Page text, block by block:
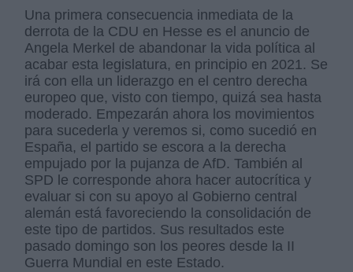
Una primera consecuencia inmediata de la
derrota de la CDU en Hesse es el anuncio de
Angela Merkel de abandonar la vida política al
acabar esta legislatura, en principio en 2021. Se
irá con ella un liderazgo en el centro derecha
europeo que, visto con tiempo, quizá sea hasta
moderado. Empezarán ahora los movimientos
para sucederla y veremos si, como sucedió en
España, el partido se escora a la derecha
empujado por la pujanza de AfD. También al
SPD le corresponde ahora hacer autocrítica y
evaluar si con su apoyo al Gobierno central
alemán está favoreciendo la consolidación de
este tipo de partidos. Sus resultados este
pasado domingo son los peores desde la II
Guerra Mundial en este Estado.